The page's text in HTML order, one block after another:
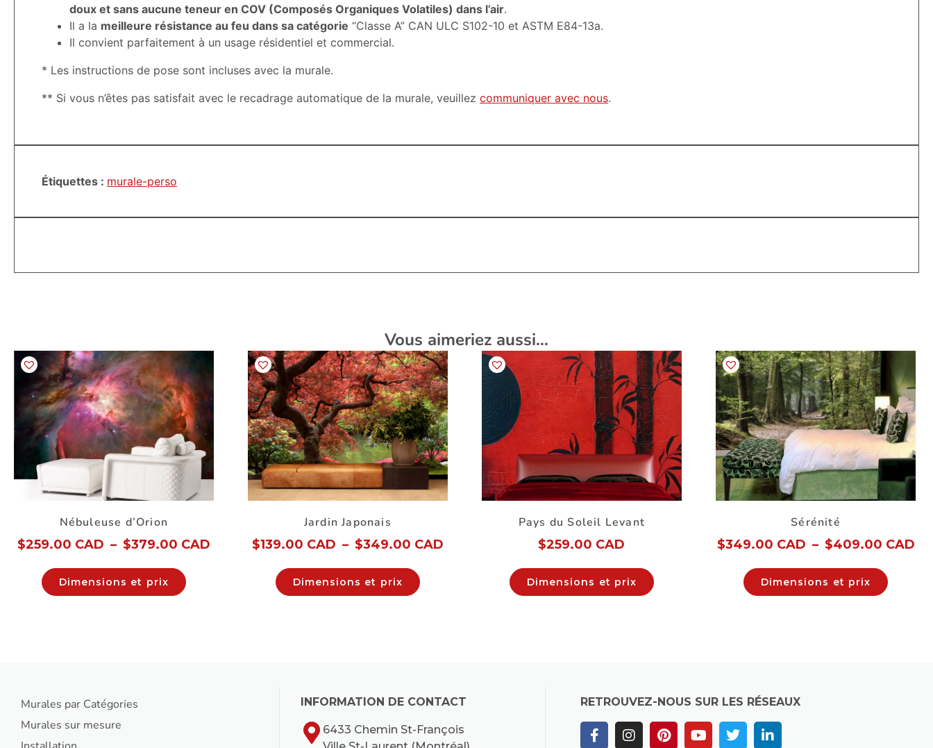
doux et sans aucune teneur en COV (Composés Organiques Volatiles) dans l’air.
Il a la meilleure résistance au feu dans sa catégorie “Classe A” CAN ULC S102-10 et ASTM E84-13a.
Il convient parfaitement à un usage résidentiel et commercial.
* Les instructions de pose sont incluses avec la murale.
** Si vous n’êtes pas satisfait avec le recadrage automatique de la murale, veuillezcommuniquer avec nous.
Étiquettes : murale-perso
Vous aimeriez aussi…
Nébuleuse d’Orion
$259.00 CAD – $379.00 CAD
Dimensions et prix
Jardin Japonais
$139.00 CAD – $349.00 CAD
Dimensions et prix
Pays du Soleil Levant
$259.00 CAD
Dimensions et prix
Sérénité
$349.00 CAD – $409.00 CAD
Dimensions et prix
Murales par Catégories
Murales sur mesure
INFORMATION DE CONTACT
6433 Chemin St-François
RETROUVEZ-NOUS SUR LES RÉSEAUX